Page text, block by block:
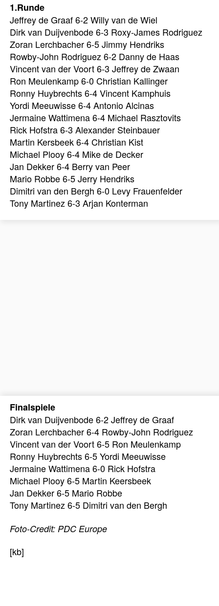
1.Runde
Jeffrey de Graaf 6-2 Willy van de Wiel
Dirk van Duijvenbode 6-3 Roxy-James Rodriguez
Zoran Lerchbacher 6-5 Jimmy Hendriks
Rowby-John Rodriguez 6-2 Danny de Haas
Vincent van der Voort 6-3 Jeffrey de Zwaan
Ron Meulenkamp 6-0 Christian Kallinger
Ronny Huybrechts 6-4 Vincent Kamphuis
Yordi Meeuwisse 6-4 Antonio Alcinas
Jermaine Wattimena 6-4 Michael Rasztovits
Rick Hofstra 6-3 Alexander Steinbauer
Martin Kersbeek 6-4 Christian Kist
Michael Plooy 6-4 Mike de Decker
Jan Dekker 6-4 Berry van Peer
Mario Robbe 6-5 Jerry Hendriks
Dimitri van den Bergh 6-0 Levy Frauenfelder
Tony Martinez 6-3 Arjan Konterman
Finalspiele
Dirk van Duijvenbode 6-2 Jeffrey de Graaf
Zoran Lerchbacher 6-4 Rowby-John Rodriguez
Vincent van der Voort 6-5 Ron Meulenkamp
Ronny Huybrechts 6-5 Yordi Meeuwisse
Jermaine Wattimena 6-0 Rick Hofstra
Michael Plooy 6-5 Martin Keersbeek
Jan Dekker 6-5 Mario Robbe
Tony Martinez 6-5 Dimitri van den Bergh
Foto-Credit: PDC Europe
[kb]